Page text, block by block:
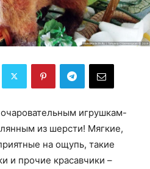
игрушкам-
из шерсти! Мягкие,
на ощупь, такие
и прочие красавчики –